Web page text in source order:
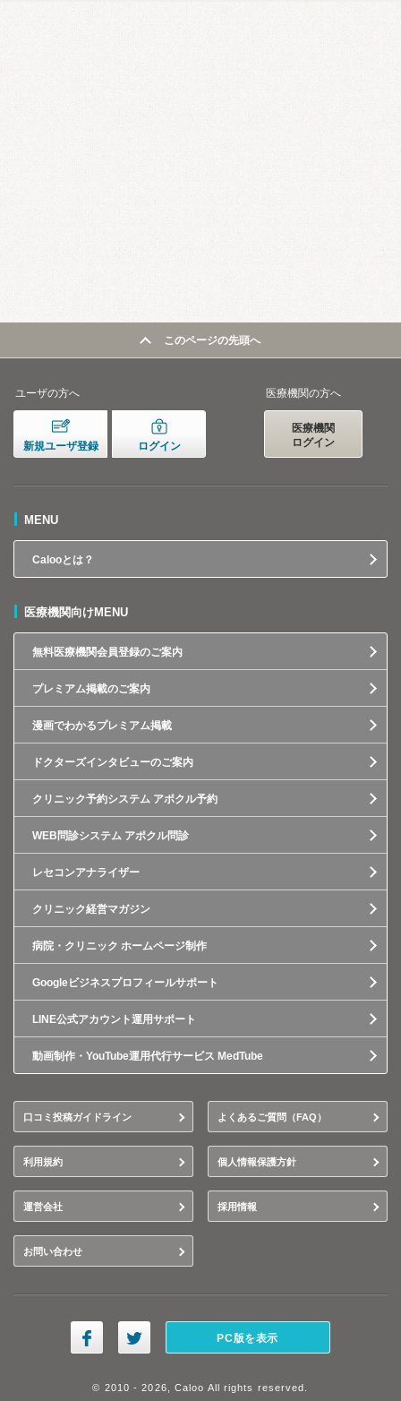
このページの先頭へ
ユーザの方へ
新規ユーザ登録 ログイン
医療機関の方へ
医療機関
ログイン
MENU
Calooとは？
医療機関向けMENU
無料医療機関会員登録のご案内
プレミアム掲載のご案内
漫画でわかるプレミアム掲載
ドクターズインタビューのご案内
クリニック予約システム アポクル予約
WEB問診システム アポクル問診
レセコンアナライザー
クリニック経営マガジン
病院・クリニック ホームページ制作
Googleビジネスプロフィールサポート
LINE公式アカウント運用サポート
動画制作・YouTube運用代行サービス MedTube
口コミ投稿ガイドライン よくあるご質問（FAQ）
利用規約 個人情報保護方針
運営会社 採用情報
お問い合わせ
PC版を表示
© 2010 - 2026, Caloo All rights reserved.